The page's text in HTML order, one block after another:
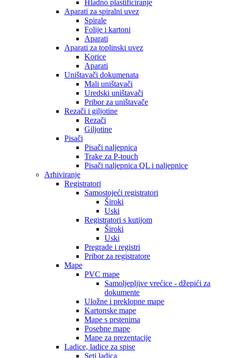
Hladno plastificiranje
Aparati za spiralni uvez
Spirale
Folije i kartoni
Aparati
Aparati za toplinski uvez
Korice
Aparati
Uništavači dokumenata
Mali uništavači
Uredski uništavači
Pribor za uništavače
Rezači i giljotine
Rezači
Giljotine
Pisači
Pisači naljepnica
Trake za P-touch
Pisači naljepnica QL i naljepnice
Arhiviranje
Registratori
Samostojeći registratori
Široki
Uski
Registratori s kutijom
Široki
Uski
Pregrade i registri
Pribor za registratore
Mape
PVC mape
Samoljepljive vrećice - džepići za
dokumente
Uložne i preklopne mape
Kartonske mape
Mape s prstenima
Posebne mape
Mape za prezentacije
Ladice, ladice za spise
Seti ladica